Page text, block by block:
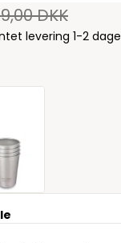
DKK
levering 1-2 dage